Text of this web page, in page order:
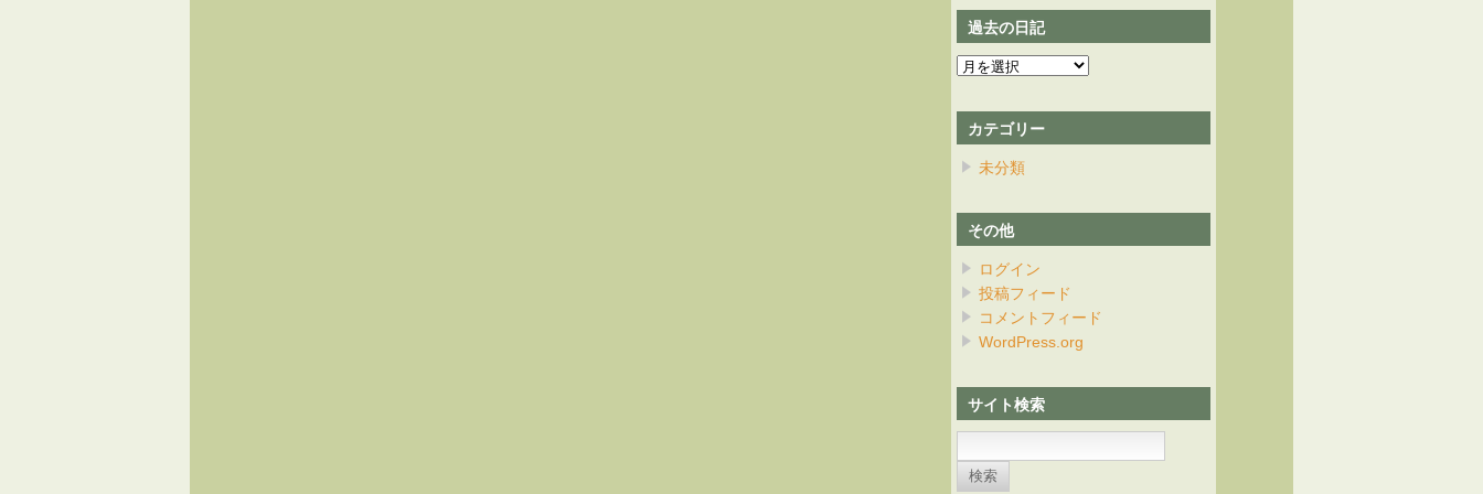
過去の日記
過
の
日
記
カテゴリー
未分類
その他
ログイン
投稿フィード
コメントフィード
WordPress.org
サイト検索
索: